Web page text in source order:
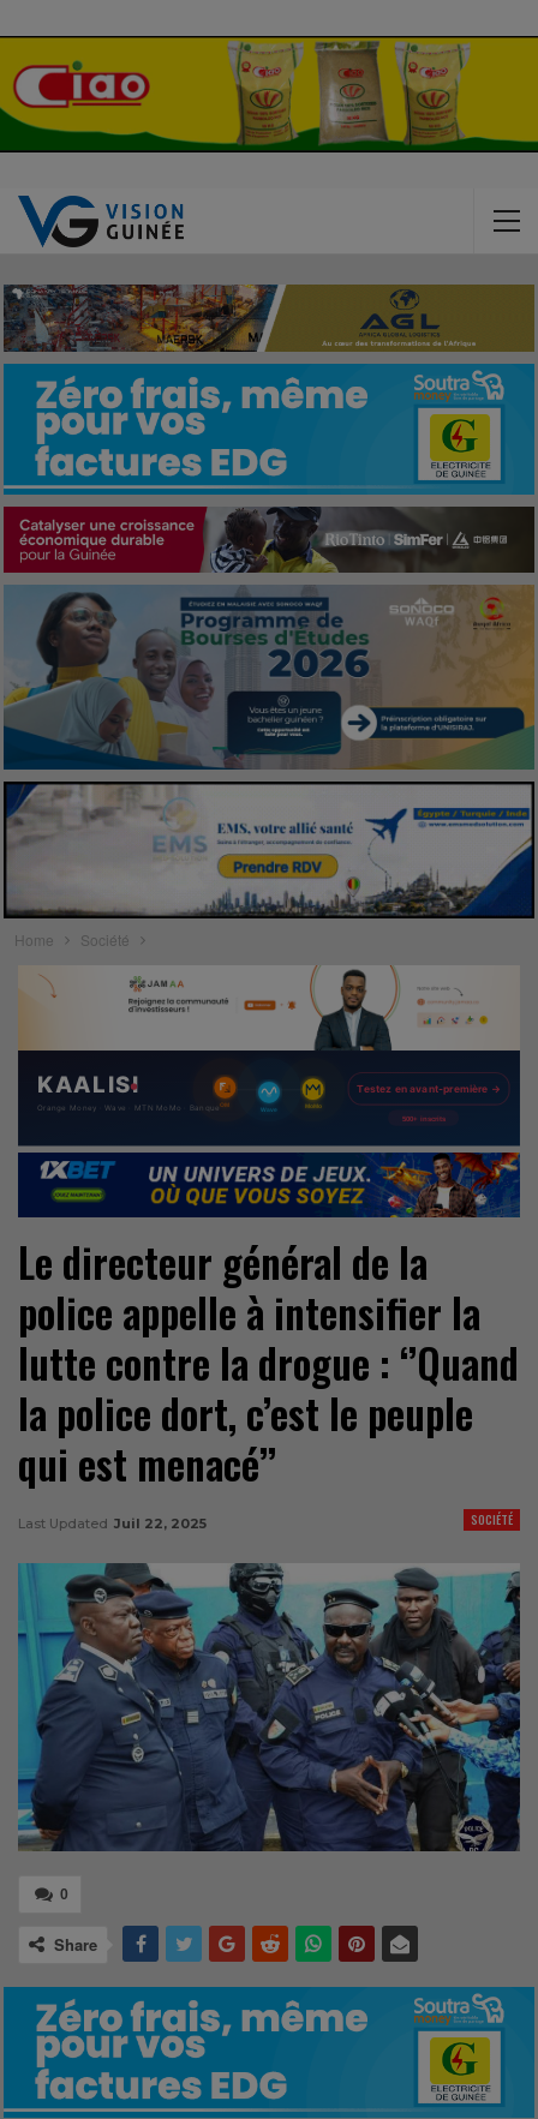
Home Société
Le directeur général de la
police appelle à intensifier la
lutte contre la drogue : ‘’Quand
la police dort, c’est le peuple
qui est menacé’’
SOCIÉTÉ
Last Updated Juil 22, 2025
0
Share